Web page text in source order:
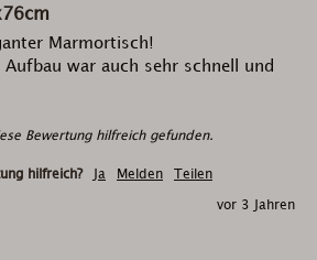
Marmortisch!
war auch sehr schnell und
Bewertung hilfreich gefunden.
hilfreich? Ja Melden Teilen
vor 3 Jahren